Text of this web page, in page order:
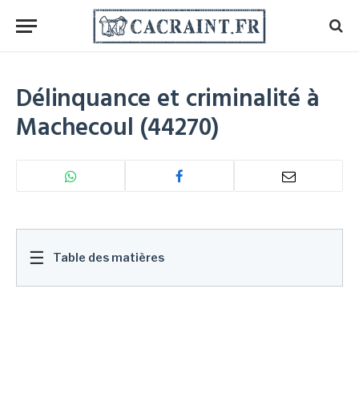
Délinquance et criminalité à
Machecoul (44270)
☰ Table des matières